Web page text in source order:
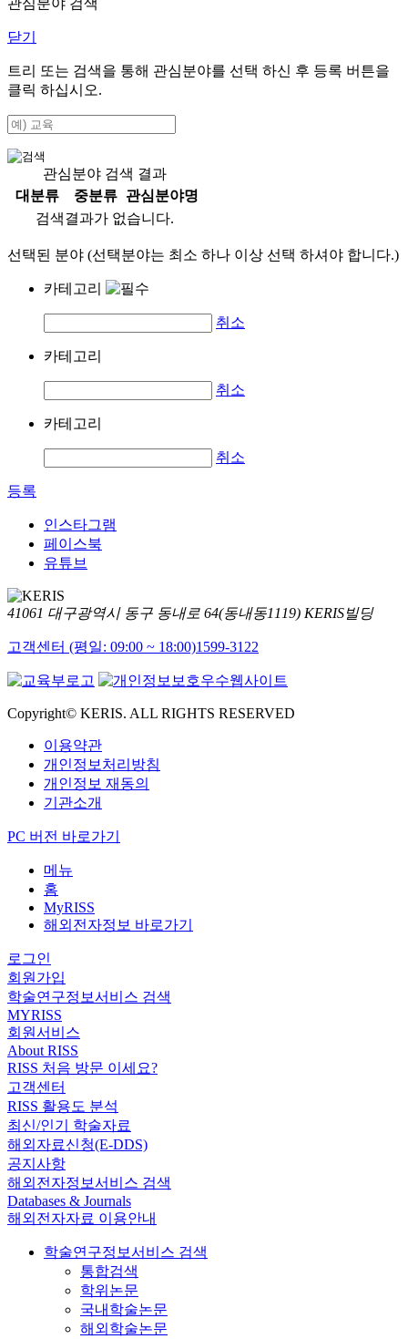
관심분야 검색
닫기
트리 또는 검색을 통해 관심분야를 선택 하신 후 등록 버튼을
클릭 하십시오.
관심분야 검색 결과
대분류
중분류
관심분야명
검색결과가 없습니다.
선택된 분야 (선택분야는 최소 하나 이상 선택 하셔야 합니다.)
카테고리
취소
카테고리
취소
카테고리
취소
등록
인스타그램
페이스북
유튜브
41061 대구광역시 동구 동내로 64(동내동1119) KERIS빌딩
고객센터 (평일: 09:00 ~ 18:00)1599-3122
Copyright© KERIS. ALL RIGHTS RESERVED
이용약관
개인정보처리방침
개인정보 재동의
기관소개
PC 버전 바로가기
메뉴
홈
MyRISS
해외전자정보 바로가기
로그인
회원가입
학술연구정보서비스 검색
MYRISS
회원서비스
About RISS
RISS 처음 방문 이세요?
고객센터
RISS 활용도 분석
최신/인기 학술자료
해외자료신청(E-DDS)
공지사항
해외전자정보서비스 검색
Databases & Journals
해외전자자료 이용안내
학술연구정보서비스 검색
통합검색
학위논문
국내학술논문
해외학술논문